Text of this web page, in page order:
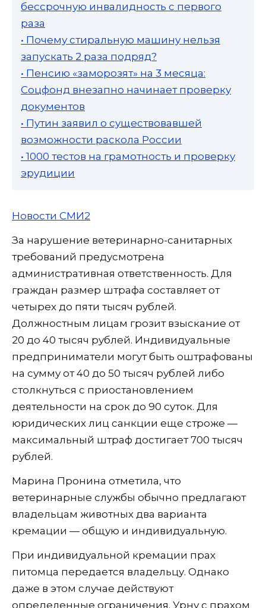
бессрочную инвалидность с первого
раза
• Почему стиральную машину нельзя
запускать 2 раза подряд?
• Пенсию «заморозят» на 3 месяца:
Соцфонд внезапно начинает проверку
документов
• Путин заявил о существовавшей
возможности раскола России
• 1000 тестов на грамотность и проверку
эрудиции
Новости СМИ2
За нарушение ветеринарно-санитарных
требований предусмотрена
административная ответственность. Для
граждан размер штрафа составляет от
четырех до пяти тысяч рублей.
Должностным лицам грозит взыскание от
20 до 40 тысяч рублей. Индивидуальные
предприниматели могут быть оштрафованы
на сумму от 40 до 50 тысяч рублей либо
столкнуться с приостановлением
деятельности на срок до 90 суток. Для
юридических лиц санкции еще строже —
максимальный штраф достигает 700 тысяч
рублей.
Марина Пронина отметила, что
ветеринарные службы обычно предлагают
владельцам животных два варианта
кремации — общую и индивидуальную.
При индивидуальной кремации прах
питомца передается владельцу. Однако
даже в этом случае действуют
определенные ограничения. Урну с прахом